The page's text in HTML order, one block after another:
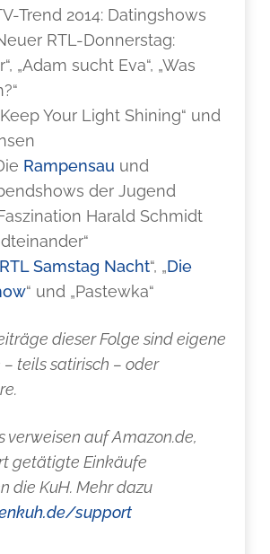
Trend 2014: Datingshows
RTL-Donnerstag:
„Adam sucht Eva“, „Was
Your Light Shining“ und
Rampensau und
der Jugend
Harald Schmidt
RTL Samstag Nacht“, „Die
“ und „Pastewka“
dieser Folge sind eigene
teils satirisch – oder
verweisen auf Amazon.de,
getätigte Einkäufe
die KuH. Mehr dazu
support